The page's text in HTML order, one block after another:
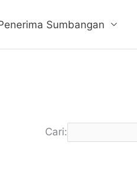
Sumbangan
Cari: